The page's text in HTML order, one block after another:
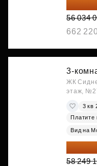
43 706
56 034
662
3-
ЖК
этаж,
3 кв
Платите
Вид на
49 511
58 249